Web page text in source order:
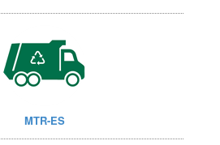
MTR-ES